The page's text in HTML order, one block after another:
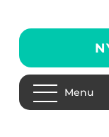
Menu